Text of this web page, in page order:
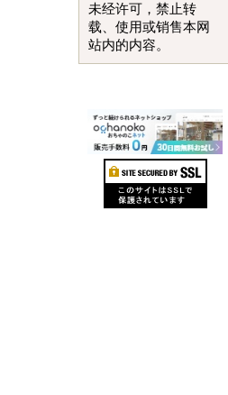
未经许可，禁止转
载、使用或销售本网
站内的内容。